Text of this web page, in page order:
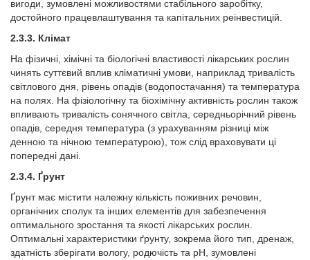
вигоди, зумовлені можливостями стабільного заробітку,
достойного працевлаштування та капітальних реінвестицій.
2.3.3. Клімат
На фізичні, хімічні та біологічні властивості лікарських рослин
чинять суттєвий вплив кліматичні умови, наприклад тривалість
світлового дня, рівень опадів (водопостачання) та температура
на полях. На фізіологічну та біохімічну активність рослин також
впливають тривалість сонячного світла, середньорічний рівень
опадів, середня температура (з урахуванням різниці між
денною та нічною температурою), тож слід враховувати ці
попередні дані.
2.3.4. Ґрунт
Ґрунт має містити належну кількість поживних речовин,
органічних сполук та інших елементів для забезпечення
оптимального зростання та якості лікарських рослин.
Оптимальні характеристики ґрунту, зокрема його тип, дренаж,
здатність зберігати вологу, родючість та pH, зумовлені